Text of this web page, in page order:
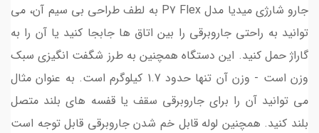
جارو شارژی میدیا مدل P۷ Flex به لطف طراحی بی سیم آن، می
توانید به راحتی جاروبرقی را بین اتاق ها جابجا کنید یا آن را به
گاراژ حمل کنید. این دستگاه همچنین به طرز شگفت انگیزی سبک
وزن است - وزن آن تنها حدود 1.7 کیلوگرم است. به عنوان مثال
می توانید آن را برای جاروبرقی سقف یا قفسه های بلند متصل
بلند کنید. همچنین لوله قابل خم شدن جاروبرقی قابل توجه است